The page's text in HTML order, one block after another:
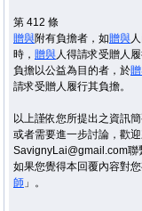
第 412 條
贈與附有負擔者，如贈與
時， 贈與人得請求受贈人
負擔以公益為目的者，於
請求受贈人履行其負擔。
以上謹依您所提出之資訊
或者需要進一步討論，歡
SavignyLai@gmail.com聯
如果您覺得本回覆內容對
師 」。